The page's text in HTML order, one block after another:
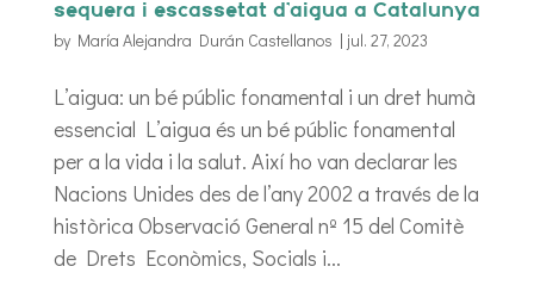
sequera i escassetat d’aigua a Catalunya
by María Alejandra Durán Castellanos | jul. 27, 2023
L’aigua: un bé públic fonamental i un dret humà
essencial L’aigua és un bé públic fonamental
per a la vida i la salut. Així ho van declarar les
Nacions Unides des de l’any 2002 a través de la
històrica Observació General nº 15 del Comitè
de Drets Econòmics, Socials i...